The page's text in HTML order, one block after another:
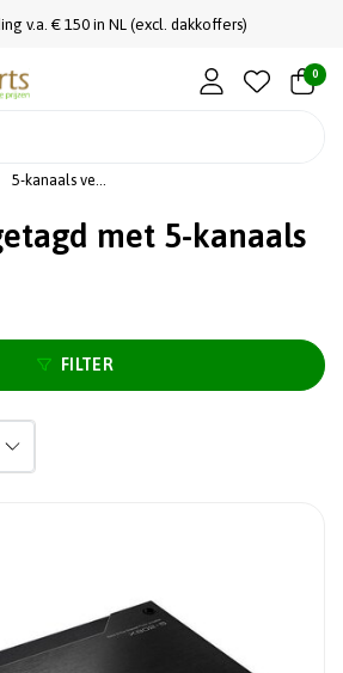
v.a. € 150 in NL (excl. dakkoffers)
0
5-kanaals versterker
met 5-kanaals
FILTER